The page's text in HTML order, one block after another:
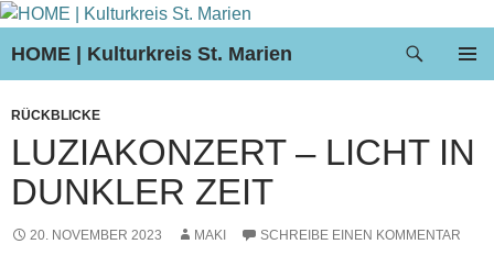
HOME | Kulturkreis St. Marien
SPRINGEN
RÜCKBLICKE
LUZIAKONZERT – LICHT IN
DUNKLER ZEIT
20. NOVEMBER 2023 MAKI SCHREIBE EINEN KOMMENTAR